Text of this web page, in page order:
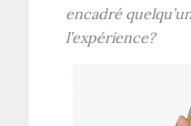
encadré
l’expérience?